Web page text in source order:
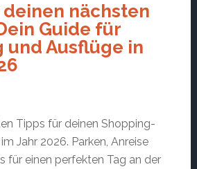
nächsten
Guide für
und Ausflüge in
Tipps für deinen Shopping-
Jahr 2026. Parken, Anreise
für einen perfekten Tag an der